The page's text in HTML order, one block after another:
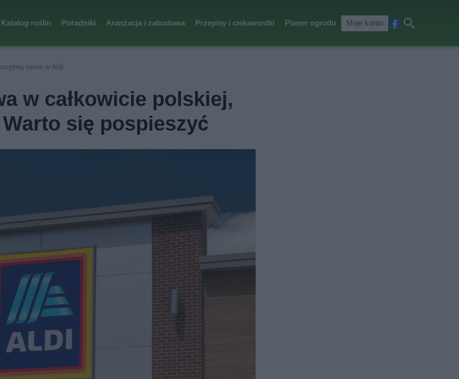
Katalog roślin Poradniki Aranżacja i zabudowa Przepisy i ciekawostki Planer ogrodu Moje konto
cebkaj
cenie w Aldi
w całkowicie polskiej,
się pospieszyć